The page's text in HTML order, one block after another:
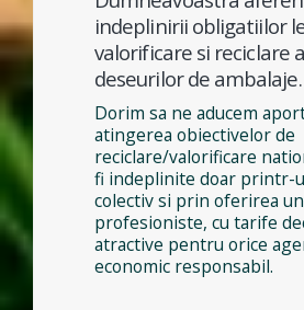
indeplinirii obligatiilor
valorificare si reciclare a
deseurilor de ambalaje.
Dorim sa ne aducem
atingerea obiectivelor de
reciclare/valorificare
fi indeplinite doar printr-
colectiv si prin oferirea
profesioniste, cu tarife
atractive pentru orice
economic responsabil.